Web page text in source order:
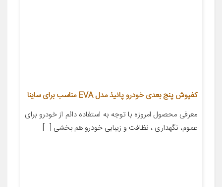
کفپوش پنج بعدی خودرو پانیذ مدل EVA مناسب برای ساینا
معرفی محصول امروزه با توجه به استفاده دائم از خودرو برای
عموم، نگهداری ، نظافت و زیبایی خودرو هم بخشی […]